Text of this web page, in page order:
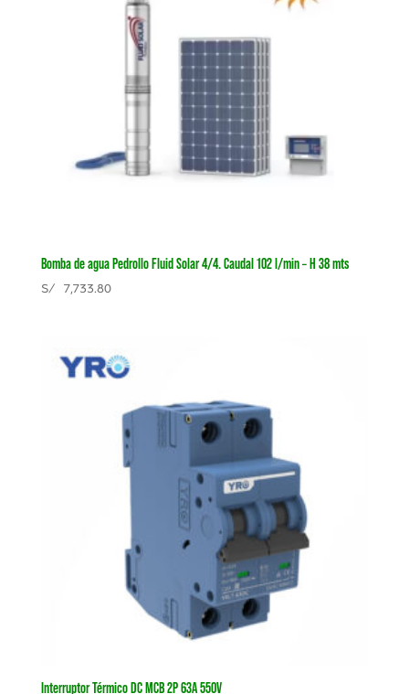
Bomba de agua Pedrollo Fluid Solar 4/4. Caudal 102 l/min – H 38 mts
S/7,733.80
Interruptor Térmico DC MCB 2P 63A 550V